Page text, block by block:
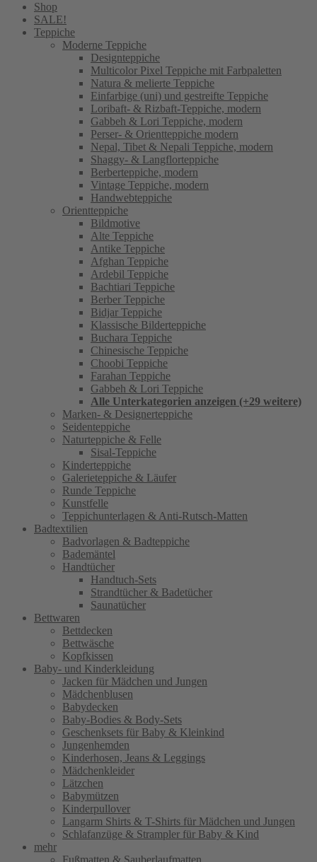
Shop
SALE!
Teppiche
Moderne Teppiche
Designteppiche
Multicolor Pixel Teppiche mit Farbpaletten
Natura & melierte Teppiche
Einfarbige (uni) und gestreifte Teppiche
Loribaft- & Rizbaft-Teppiche, modern
Gabbeh & Lori Teppiche, modern
Perser- & Orientteppiche modern
Nepal, Tibet & Nepali Teppiche, modern
Shaggy- & Langflorteppiche
Berberteppiche, modern
Vintage Teppiche, modern
Handwebteppiche
Orientteppiche
Bildmotive
Alte Teppiche
Antike Teppiche
Afghan Teppiche
Ardebil Teppiche
Bachtiari Teppiche
Berber Teppiche
Bidjar Teppiche
Klassische Bilderteppiche
Buchara Teppiche
Chinesische Teppiche
Choobi Teppiche
Farahan Teppiche
Gabbeh & Lori Teppiche
Alle Unterkategorien anzeigen (+29 weitere)
Marken- & Designerteppiche
Seidenteppiche
Naturteppiche & Felle
Sisal-Teppiche
Kinderteppiche
Galerieteppiche & Läufer
Runde Teppiche
Kunstfelle
Teppichunterlagen & Anti-Rutsch-Matten
Badtextilien
Badvorlagen & Badteppiche
Bademäntel
Handtücher
Handtuch-Sets
Strandtücher & Badetücher
Saunatücher
Bettwaren
Bettdecken
Bettwäsche
Kopfkissen
Baby- und Kinderkleidung
Jacken für Mädchen und Jungen
Mädchenblusen
Babydecken
Baby-Bodies & Body-Sets
Geschenksets für Baby & Kleinkind
Jungenhemden
Kinderhosen, Jeans & Leggings
Mädchenkleider
Lätzchen
Babymützen
Kinderpullover
Langarm Shirts & T-Shirts für Mädchen und Jungen
Schlafanzüge & Strampler für Baby & Kind
mehr
Fußmatten & Sauberlaufmatten